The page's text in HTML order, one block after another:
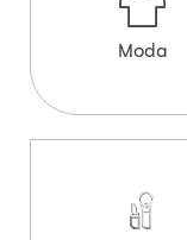
Moda